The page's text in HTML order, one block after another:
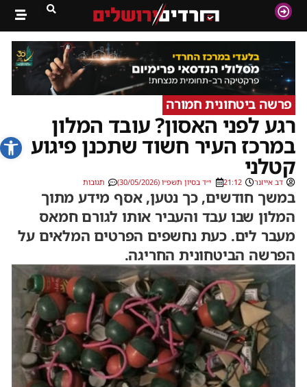
פתח
פרשה ביטחונית חמורה
רגע לפני האסון? עובד המלון
במרכז העיר חשוד שתכנן פיגוע
קטלני
דב אייזנר 21:12 י״ד בסיון תשפ״ו (30/05/2026) תגובות
במשך חודשים, כך נטען, אסף מידע מתוך
המלון שבו עבד והעביר אותו לגורם חמאס
מעבר לים. כעת נחשפים הפרטים המלאים על
הפרשה הביטחונית החריגה.